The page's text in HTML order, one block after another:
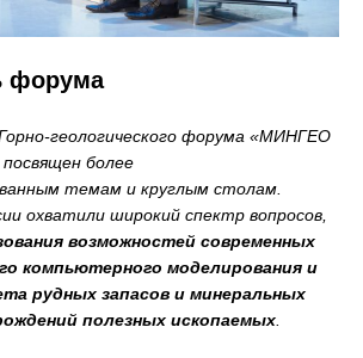
форума
геологического форума «МИНГЕО
более
темам и круглым столам.
охватили широкий спектр вопросов,
возможностей современных
компьютерного моделирования и
рудных запасов и минеральных
полезных ископаемых